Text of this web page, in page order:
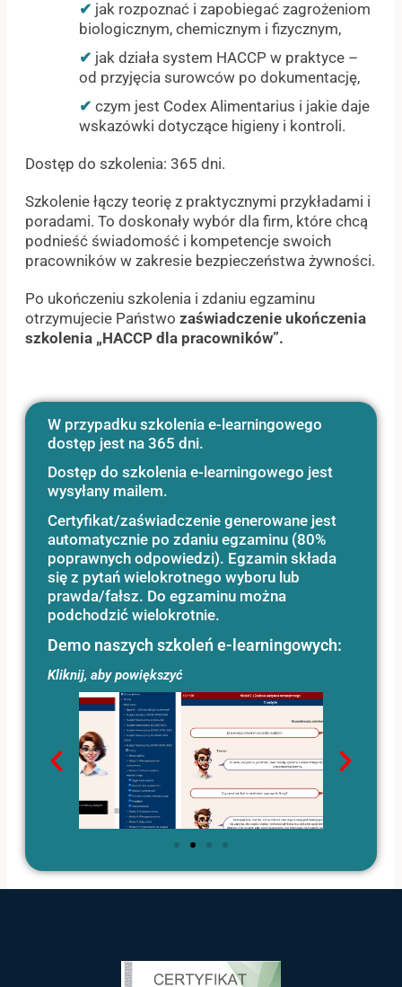
✔ jak rozpoznać i zapobiegać zagrożeniom
biologicznym, chemicznym i fizycznym,
✔ jak działa system HACCP w praktyce –
od przyjęcia surowców po dokumentację,
✔ czym jest Codex Alimentarius i jakie daje
wskazówki dotyczące higieny i kontroli.
Dostęp do szkolenia: 365 dni.
Szkolenie łączy teorię z praktycznymi przykładami i
poradami. To doskonały wybór dla firm, które chcą
podnieść świadomość i kompetencje swoich
pracowników w zakresie bezpieczeństwa żywności.
Po ukończeniu szkolenia i zdaniu egzaminu
otrzymujecie Państwo zaświadczenie ukończenia
szkolenia „HACCP dla pracowników”.
W przypadku szkolenia e-learningowego
dostęp jest na 365 dni.
Dostęp do szkolenia e-learningowego jest
wysyłany mailem.
Certyfikat/zaświadczenie generowane jest
automatycznie po zdaniu egzaminu (80%
poprawnych odpowiedzi). Egzamin składa
się z pytań wielokrotnego wyboru lub
prawda/fałsz. Do egzaminu można
podchodzić wielokrotnie.
Demo naszych szkoleń e-learningowych:
Kliknij, aby powiększyć